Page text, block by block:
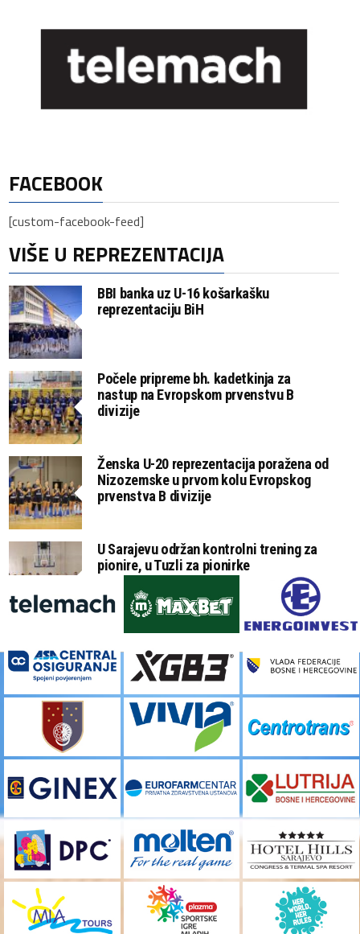
FACEBOOK
[custom-facebook-feed]
VIŠE U REPREZENTACIJA
BBI banka uz U-16 košarkašku
reprezentaciju BiH
Počele pripreme bh. kadetkinja za
nastup na Evropskom prvenstvu B
divizije
Ženska U-20 reprezentacija poražena od
Nizozemske u prvom kolu Evropskog
prvenstva B divizije
U Sarajevu održan kontrolni trening za
pionire, u Tuzli za pionirke